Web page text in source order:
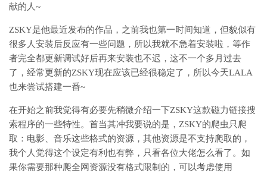
献的人~
ZSKY是他最近发布的作品，之前我也第一时间知道，但貌似有
很多人安装后反应有一些问题，所以我就不急着安装啦，等作
者完全都更新调试好后再来安装也不迟，这不一个多月过去
了，经常更新的ZSKY现在应该已经很稳定了，所以今天LALA
也来尝试搭建一番~
在开始之前我觉得有必要先稍微介绍一下ZSKY这款磁力链接搜
索程序的一些特性。首当其冲我要说的是，ZSKY的爬虫只爬
取：电影、音乐这些格式的资源，其他资源是不支持爬取的，
我个人觉得这个设定有利也有弊，只看各位大佬怎么看了。如
果你需要那种爬全网资源没有格式限制的，可以考虑使用